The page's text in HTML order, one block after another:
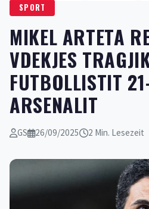
SPORT
MIKEL ARTETA
VDEKJES
FUTBOLLISTIT
ARSENALIT
GS 26/09/2025 2 Min. Lesezeit